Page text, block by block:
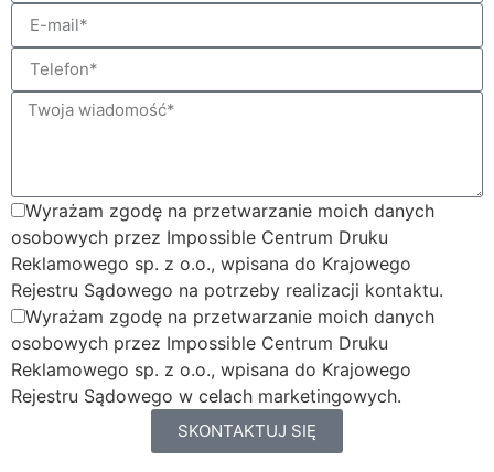
Wyrażam zgodę na przetwarzanie moich danych
osobowych przez Impossible Centrum Druku
Reklamowego sp. z o.o., wpisana do Krajowego
Rejestru Sądowego na potrzeby realizacji kontaktu.
Wyrażam zgodę na przetwarzanie moich danych
osobowych przez Impossible Centrum Druku
Reklamowego sp. z o.o., wpisana do Krajowego
Rejestru Sądowego w celach marketingowych.
SKONTAKTUJ SIĘ